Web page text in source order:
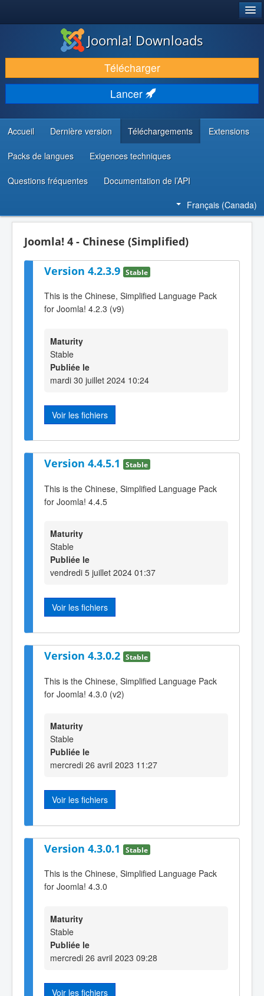
TÉLÉCHARGER & ENRICHIR
DÉCOUVRIR & APPRENDRE
COMMUNAUTÉ & SUPPORT
RESSOURCES DÉVELOPPEURS
Joomla! Downloads
Télécharger
Lancer
Accueil Dernière version Téléchargements Extensions
Packs de langues Exigences techniques
Questions fréquentes Documentation de l’API
Français (Canada)
Joomla! 4 - Chinese (Simplified)
Version 4.2.3.9 Stable
This is the Chinese, Simplified Language Pack
for Joomla! 4.2.3 (v9)
Maturity
Stable
Publiée le
mardi 30 juillet 2024 10:24
Voir les fichiers
Version 4.4.5.1 Stable
This is the Chinese, Simplified Language Pack
for Joomla! 4.4.5
Maturity
Stable
Publiée le
vendredi 5 juillet 2024 01:37
Voir les fichiers
Version 4.3.0.2 Stable
This is the Chinese, Simplified Language Pack
for Joomla! 4.3.0 (v2)
Maturity
Stable
Publiée le
mercredi 26 avril 2023 11:27
Voir les fichiers
Version 4.3.0.1 Stable
This is the Chinese, Simplified Language Pack
for Joomla! 4.3.0
Maturity
Stable
Publiée le
mercredi 26 avril 2023 09:28
Voir les fichiers